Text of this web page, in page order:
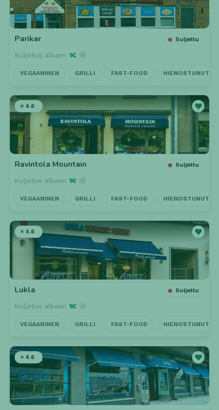
Parikar Suljettu
Kuljetus alkaen 1€ 🤩
VEGAANINEN GRILLI FAST-FOOD HIENOSTUNUT
⭐ 4.6
Ravintola Mountain Suljettu
Kuljetus alkaen 1€ 🤩
VEGAANINEN GRILLI FAST-FOOD HIENOSTUNUT
⭐ 4.6
Lukla Suljettu
Kuljetus alkaen 1€ 🤩
VEGAANINEN GRILLI FAST-FOOD HIENOSTUNUT
⭐ 4.6